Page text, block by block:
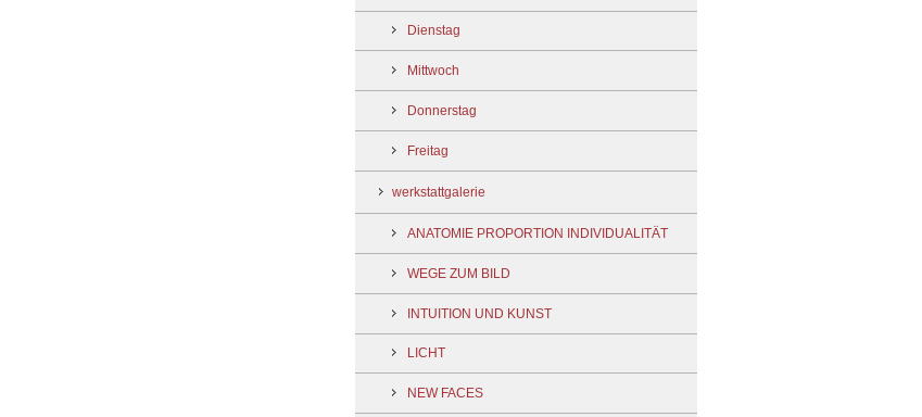
Dienstag
Mittwoch
Donnerstag
Freitag
werkstattgalerie
ANATOMIE PROPORTION INDIVIDUALITÄT
WEGE ZUM BILD
INTUITION UND KUNST
LICHT
NEW FACES